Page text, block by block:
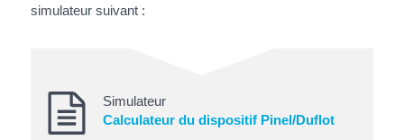
simulateur suivant :
Simulateur
Calculateur du dispositif Pinel/Duflot